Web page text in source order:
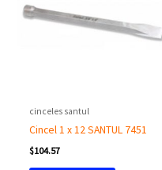
cinceles santul
Cincel 1 x 12 SANTUL 7451
$104.57